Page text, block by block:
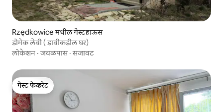
Rzędkowice मधील गेस्टहाऊस
डोमेक लेवी ( डावीकडील घर)
लोकेशन ·जवळपास·सजावट
गेस्ट फेव्हरेट
गेस्ट फेव्हरेट